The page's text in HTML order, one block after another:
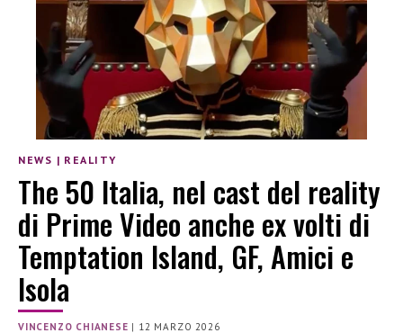
NEWS | REALITY
The 50 Italia, nel cast del reality
di Prime Video anche ex volti di
Temptation Island, GF, Amici e
Isola
VINCENZO CHIANESE | 12 MARZO 2026